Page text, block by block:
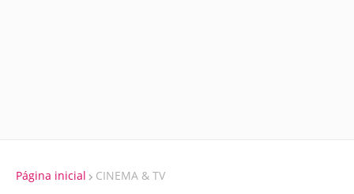
Página inicial CINEMA & TV